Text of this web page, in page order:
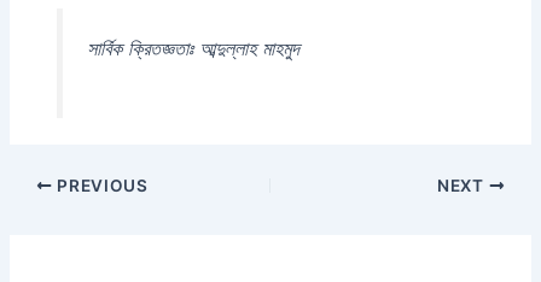
সার্বিক ক্রিতজ্ঞতাঃ আব্দুল্লাহ মাহমুদ
PREVIOUS NEXT